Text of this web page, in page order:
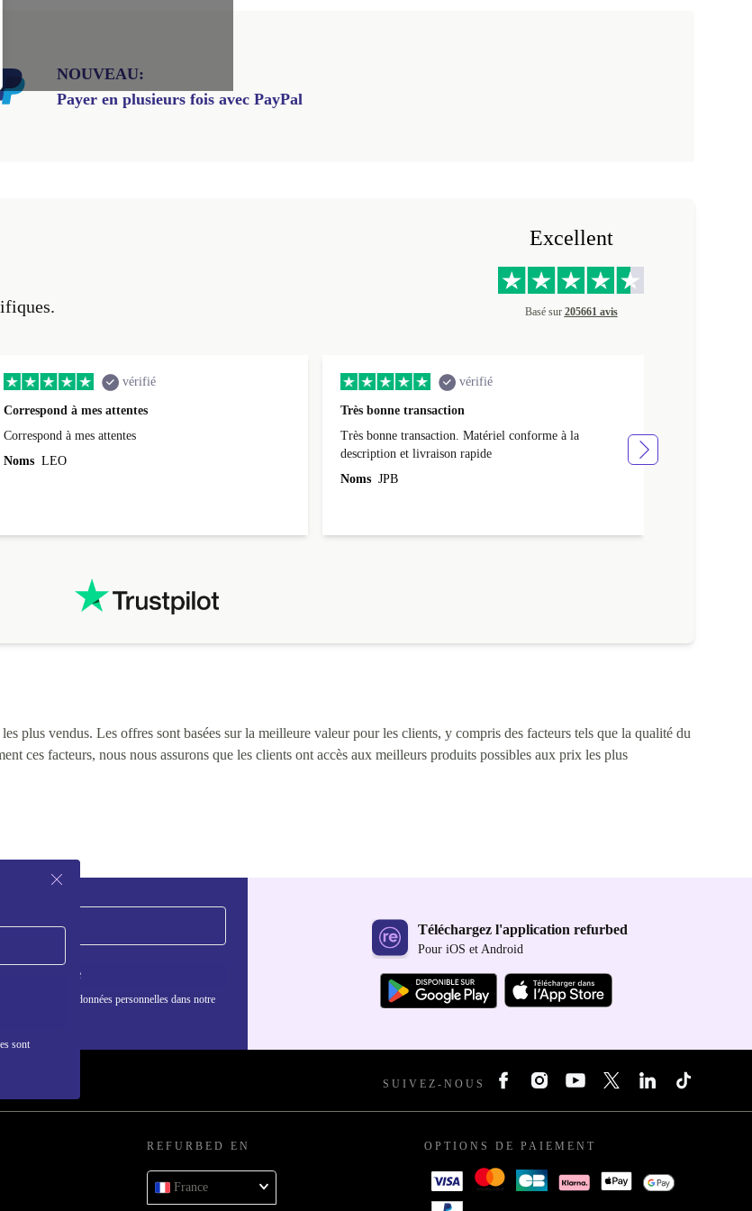
NOUVEAU:
Payer en plusieurs fois avec PayPal
Excellent
Basé sur 205661 avis
vérifié
Correspond à mes attentes
Correspond à mes attentes
Noms LEO
vérifié
Très bonne transaction
Très bonne transaction. Matériel conforme à la
description et livraison rapide
Noms JPB
plus vendus. Les offres sont basées sur la meilleure valeur pour les clients, y compris des facteurs tels que la qualité du
ces facteurs, nous nous assurons que les clients ont accès aux meilleurs produits possibles aux prix les plus
sont
S'inscrire
l'utilisation des données personnelles dans notre
Téléchargez l'application refurbed
Pour iOS et Android
SUIVEZ-NOUS
REFURBED EN
France
OPTIONS DE PAIEMENT